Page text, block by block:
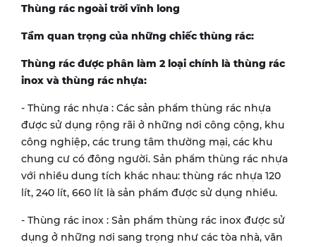
Thùng rác ngoài trời vĩnh long
Tầm quan trọng của những chiếc thùng rác:
Thùng rác được phân làm 2 loại chính là thùng rác
inox và thùng rác nhựa:
- Thùng rác nhựa : Các sản phẩm thùng rác nhựa
được sử dụng rộng rãi ở những nơi công cộng, khu
công nghiệp, các trung tâm thường mại, các khu
chung cư có đông người. Sản phẩm thùng rác nhựa
với nhiều dung tích khác nhau: thùng rác nhựa 120
lít, 240 lít, 660 lít là sản phẩm được sử dụng nhiều.
- Thùng rác inox : Sản phẩm thùng rác inox được sử
dụng ở những nơi sang trọng như các tòa nhà, văn